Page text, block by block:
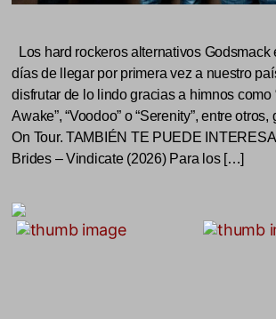
Los hard rockeros alternativos Godsmack
días de llegar por primera vez a nuestro
disfrutar de lo lindo gracias a himnos como
Awake”, “Voodoo” o “Serenity”, entre
On Tour. TAMBIÉN TE PUEDE
Brides – Vindicate (2026) Para los […]